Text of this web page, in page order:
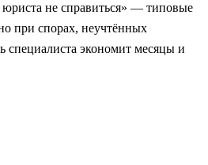
не справиться» — типовые
при спорах, неучтённых
специалиста экономит месяцы и